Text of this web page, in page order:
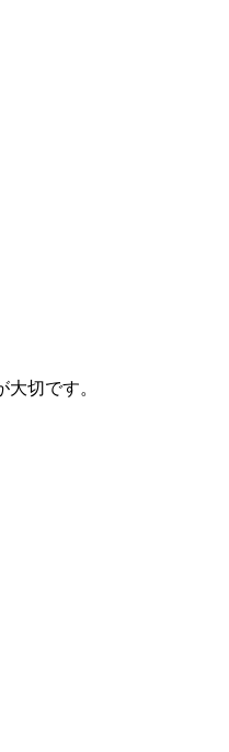
切です。